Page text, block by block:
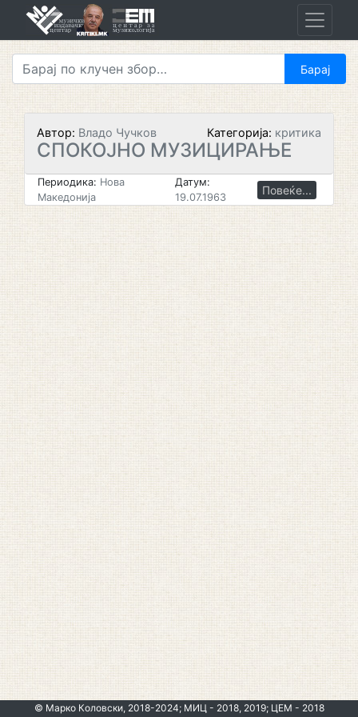
Автор: Владо Чучков Категорија: критика
СПОКОЈНО МУЗИЦИРАЊЕ
Периодика: Нова
Македонија
Датум:
19.07.1963
Повеќе...
© Марко Коловски, 2018-2024; МИЦ - 2018, 2019; ЦЕМ - 2018